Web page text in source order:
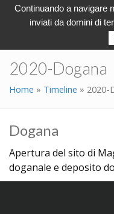
2020-Dogana
Home » Timeline » 2020-
Dogana
Apertura del sito di
doganale e deposito
Continuando a navigare
inviati da domini di